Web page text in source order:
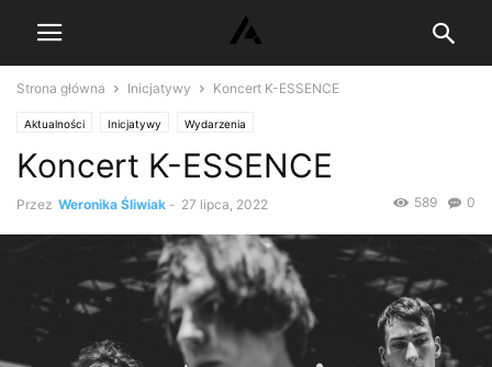
Strona główna Inicjatywy Koncert K-ESSENCE
Aktualności Inicjatywy Wydarzenia
Koncert K-ESSENCE
Przez Weronika Śliwiak - 27 lipca, 2022 0
589